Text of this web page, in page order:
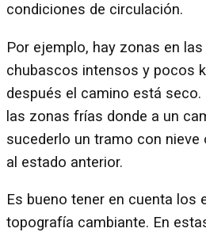
condiciones de circulación.
Por ejemplo, hay zonas en
chubascos intensos y pocos
después el camino está
las zonas frías donde a un
sucederlo un tramo con nieve
al estado anterior.
Es bueno tener en cuenta los
topografía cambiante. En